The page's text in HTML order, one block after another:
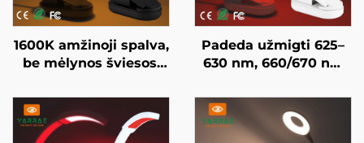
1600K amžinoji spalva,
be mėlynos šviesos,
LED knygos lempa
Padeda užmigti 625–
630 nm, 660/670 nm
mirksėjimo, be
mėlynos šviesos,
baltai dažytas kūnas,